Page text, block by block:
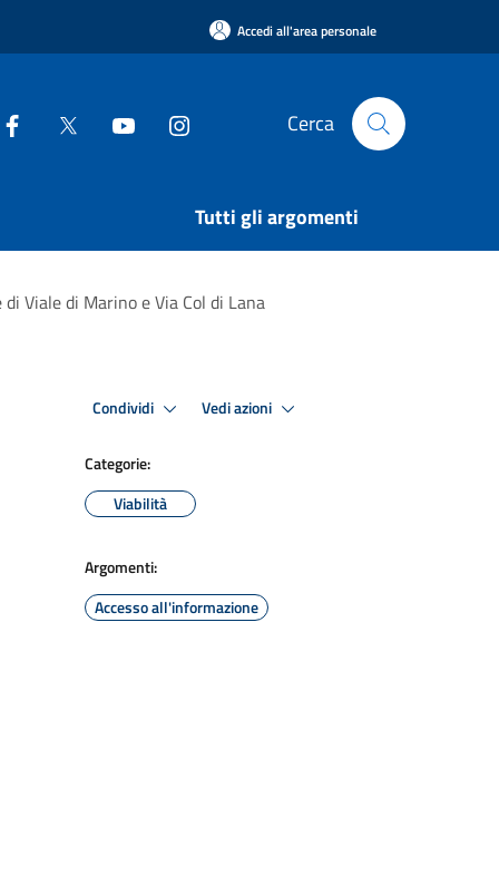
Accedi all'area personale
Cerca
Tutti gli argomenti
Viale di Marino e Via Col di Lana
Condividi Vedi azioni
Categorie:
Viabilità
Argomenti:
Accesso all'informazione